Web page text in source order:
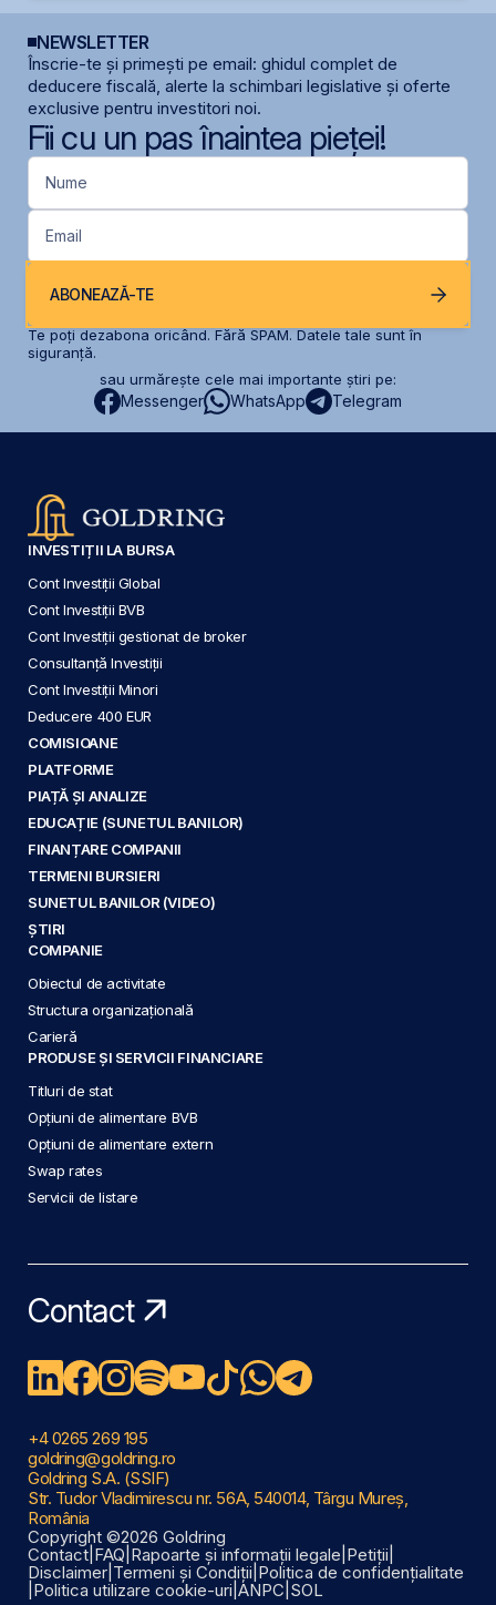
NEWSLETTER
Înscrie-te și primești pe email: ghidul complet de
deducere fiscală, alerte la schimbari legislative și oferte
exclusive pentru investitori noi.
Fii cu un pas înaintea pieței!
Nume
Email
ABONEAZĂ-TE
Te poți dezabona oricând. Fără SPAM. Datele tale sunt în
siguranță.
sau urmărește cele mai importante știri pe:
Messenger WhatsApp Telegram
INVESTIȚII LA BURSA
Cont Investiții Global
Cont Investiții BVB
Cont Investiții gestionat de broker
Consultanță Investiții
Cont Investiții Minori
Deducere 400 EUR
COMISIOANE
PLATFORME
PIAȚĂ ȘI ANALIZE
EDUCAȚIE (SUNETUL BANILOR)
FINANȚARE COMPANII
TERMENI BURSIERI
SUNETUL BANILOR (VIDEO)
ȘTIRI
COMPANIE
Obiectul de activitate
Structura organizațională
Carieră
PRODUSE ȘI SERVICII FINANCIARE
Titluri de stat
Opțiuni de alimentare BVB
Opțiuni de alimentare extern
Swap rates
Servicii de listare
Contact
+4 0265 269 195
goldring@goldring.ro
Goldring S.A. (SSIF)
Str. Tudor Vladimirescu nr. 56A, 540014, Târgu Mureș,
România
Copyright ©2026 Goldring
Contact FAQ Rapoarte și informații legale Petiții
Disclaimer Termeni și Condiții Politica de confidențialitate
Politica utilizare cookie-uri ANPC SOL